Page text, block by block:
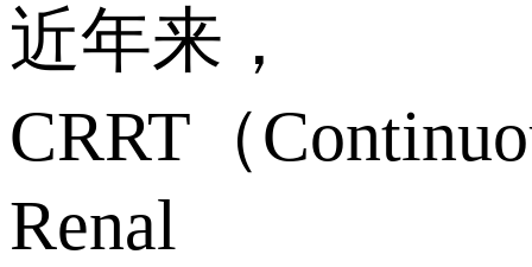
近年来，
CRRT（
Renal